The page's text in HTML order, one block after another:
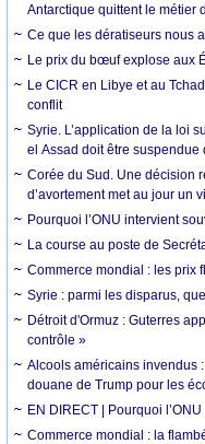
Antarctique quittent le métier
Ce que les dératiseurs nous
Le prix du bœuf explose aux
Le CICR en Libye et au
conflit
Syrie. L’application de la loi
el Assad doit être suspendue
Corée du Sud. Une décision
d’avortement met au jour un
Pourquoi l’ONU intervient
La course au poste de
Commerce mondial : les prix
Syrie : parmi les disparus,
Détroit d'Ormuz : Guterres
contrôle »
Alcools américains invendus
douane de Trump pour les
EN DIRECT | Pourquoi
Commerce mondial : la